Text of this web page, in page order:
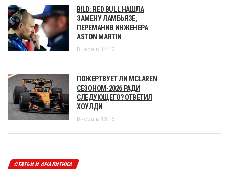
BILD: RED BULL НАШЛА
ЗАМЕНУ ЛАМБЬЯЗЕ,
ПЕРЕМАНИВ ИНЖЕНЕРА
ASTON MARTIN
Вчера в 14:12
ПОЖЕРТВУЕТ ЛИ MCLAREN
СЕЗОНОМ-2026 РАДИ
СЛЕДУЮЩЕГО? ОТВЕТИЛ
ХОУЛДИ
Вчера в 13:15
СТАТЬИ И АНАЛИТИКА